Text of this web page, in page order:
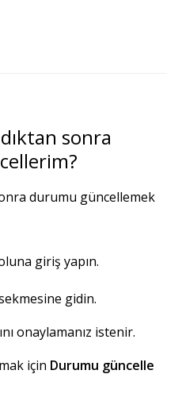
sonra
durumu güncellemek
giriş yapın.
gidin.
onaylamanız istenir.
için Durumu güncelle